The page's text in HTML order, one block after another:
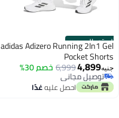
الستور الرسمي
adidas Adizero Running 2In1 Gel
Pocket Shorts
جنيه4,899
6,999خصم 30%
توصيل مجاني
توصيل مجانياحصل عليهغدًا